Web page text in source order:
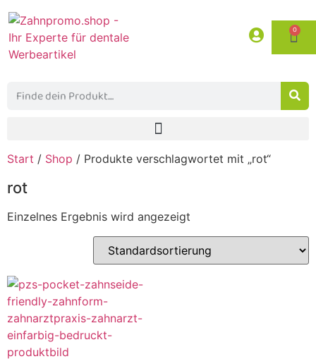
0
Start / Shop / Produkte verschlagwortet mit „rot“
rot
Einzelnes Ergebnis wird angezeigt